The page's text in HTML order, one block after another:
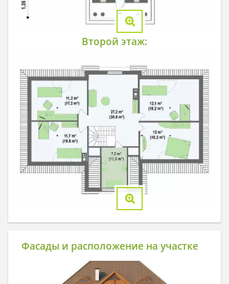
Второй этаж:
Фасады и расположение на участке